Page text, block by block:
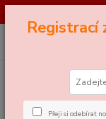
+420 605 858 888
Registrací
Přeji si odebírat